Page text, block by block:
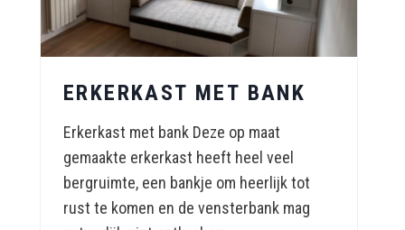
ERKERKAST MET BANK
Erkerkast met bank Deze op maat
gemaakte erkerkast heeft heel veel
bergruimte, een bankje om heerlijk tot
rust te komen en de vensterbank mag